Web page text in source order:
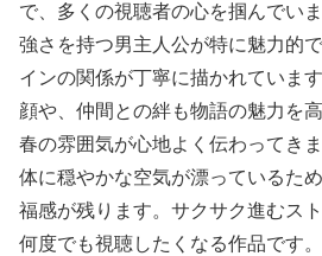
で、多くの視聴者の心を掴んでい
強さを持つ男主人公が特に魅力的
インの関係が丁寧に描かれていま
顔や、仲間との絆も物語の魅力を
春の雰囲気が心地よく伝わってき
体に穏やかな空気が漂っているた
福感が残ります。サクサク進むス
何度でも視聴したくなる作品です